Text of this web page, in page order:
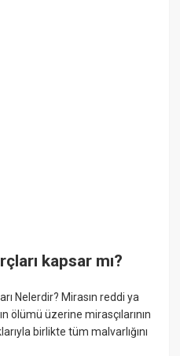
kapsar mı?
Nelerdir? Mirasın reddi ya
ölümü üzerine mirasçılarının
birlikte tüm malvarlığını